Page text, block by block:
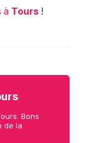
à Tours !
Bons
de la